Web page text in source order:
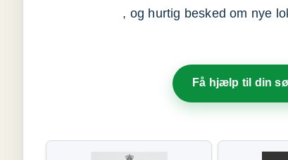
, og hurtig besked om nye
Få hjælp til din